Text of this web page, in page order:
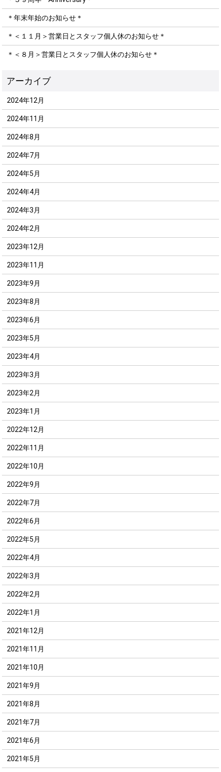
＊年末年始のお知らせ＊
＊＜１１月＞営業日とスタッフ個人休のお知らせ＊
＊＜８月＞営業日とスタッフ個人休のお知らせ＊
2024年12月
2024年11月
2024年8月
2024年7月
2024年5月
2024年4月
2024年3月
2024年2月
2023年12月
2023年11月
2023年9月
2023年8月
2023年6月
2023年5月
2023年4月
2023年3月
2023年2月
2023年1月
2022年12月
2022年11月
2022年10月
2022年9月
2022年7月
2022年6月
2022年5月
2022年4月
2022年3月
2022年2月
2022年1月
2021年12月
2021年11月
2021年10月
2021年9月
2021年8月
2021年7月
2021年6月
2021年5月